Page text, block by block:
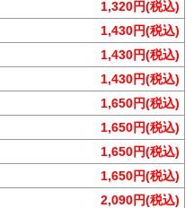
1,320円(税込)
1,430円(税込)
1,430円(税込)
1,430円(税込)
1,650円(税込)
1,650円(税込)
1,650円(税込)
1,650円(税込)
2,090円(税込)